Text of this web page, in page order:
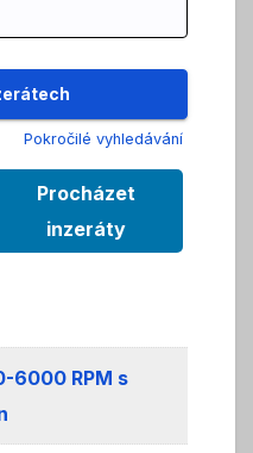
Pokročilé vyhledávání
Procházet
inzeráty
6000 RPM s